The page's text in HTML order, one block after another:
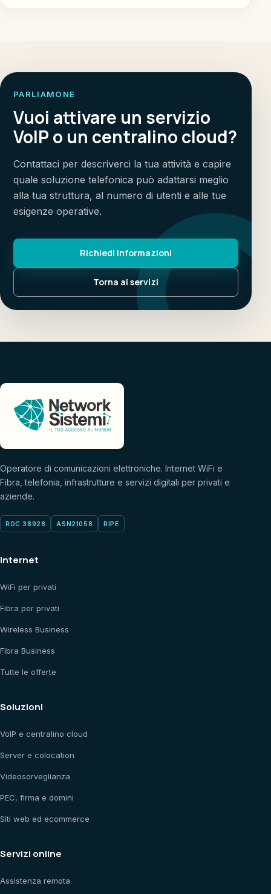
PARLIAMONE
Vuoi attivare un servizio
VoIP o un centralino cloud?
Contattaci per descriverci la tua attività e capire
quale soluzione telefonica può adattarsi meglio
alla tua struttura, al numero di utenti e alle tue
esigenze operative.
Richiedi informazioni
Torna ai servizi
Operatore di comunicazioni elettroniche. Internet WiFi e
Fibra, telefonia, infrastrutture e servizi digitali per privati e
aziende.
ROC 38928 ASN21058 RIPE
Internet
WiFi per privati
Fibra per privati
Wireless Business
Fibra Business
Tutte le offerte
Soluzioni
VoIP e centralino cloud
Server e colocation
Videosorveglianza
PEC, firma e domini
Siti web ed ecommerce
Servizi online
Assistenza remota